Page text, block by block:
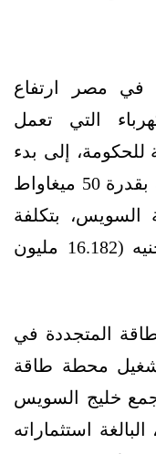
في مصر ارتفاع
التي تعمل
للحكومة، إلى بدء
تشغيل مشروع الخلايا الشمسية بقدرة 50 ميغاواط
السويس، بتكلفة
استثمارية تخطّت 500 مليون جنيه (16.182 مليون
المتجددة في
محطة طاقة
في مجمع خليج السويس
استثماراته